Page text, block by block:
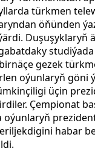
türkmen
öňünden
Duşuşyklaryň
gezek
oýunlaryň göni
üçin
Çempionat
oýunlaryň
habar